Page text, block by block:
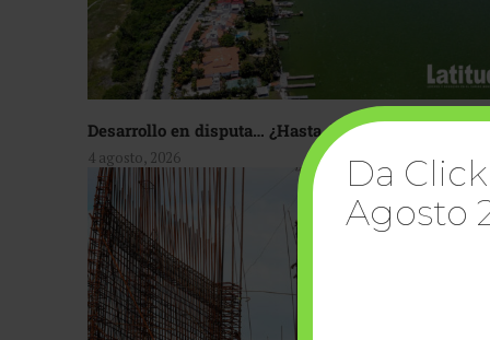
Desarrollo en disputa… ¿Hasta dónde crecer?
4 agosto, 2026
Da
Agosto